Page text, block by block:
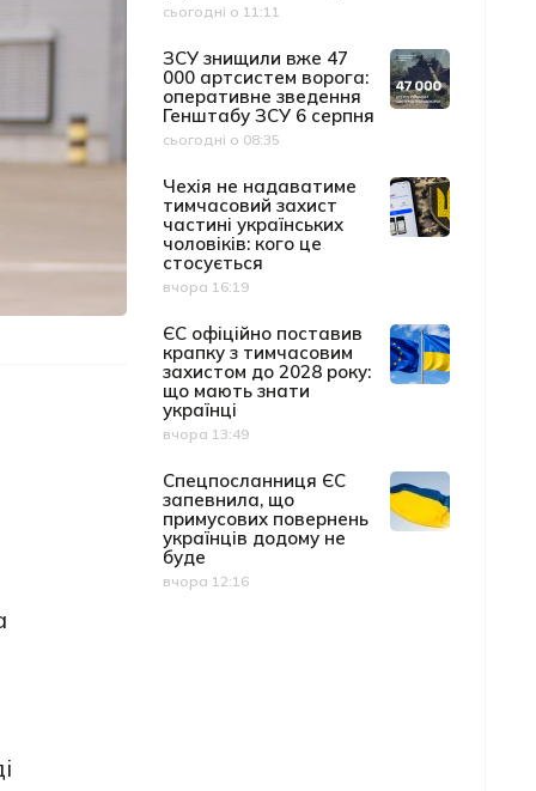
Дата публікації
сьогодні о 11:11
ЗСУ знищили вже 47
000 артсистем ворога:
оперативне зведення
Генштабу ЗСУ 6 серпня
Дата публікації
сьогодні о 08:35
Чехія не надаватиме
тимчасовий захист
частині українських
чоловіків: кого це
стосується
Дата публікації
вчора 16:19
ЄС офіційно поставив
крапку з тимчасовим
захистом до 2028 року:
що мають знати
українці
Дата публікації
вчора 13:49
Спецпосланниця ЄС
запевнила, що
примусових повернень
українців додому не
буде
Дата публікації
вчора 12:16